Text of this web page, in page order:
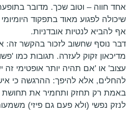
אחד חווה – וטוב שכך. מדובר
שיכולה לפגוע מאוד בתפקוד
אף להביא לנטיות אובדניות.
דבר נוסף שחשוב לזכור בהקשר זה:
מדיכאון זקוק לעזרה. תגובות כמו
עצוב' או 'אם תהיה יותר אופטימי זה
להחלים, אלא להיפך: ההרגשה כי
באמת רק תחזק ותחמיר את תחושת
לנזק נפשי (ולא פעם גם פיזי)